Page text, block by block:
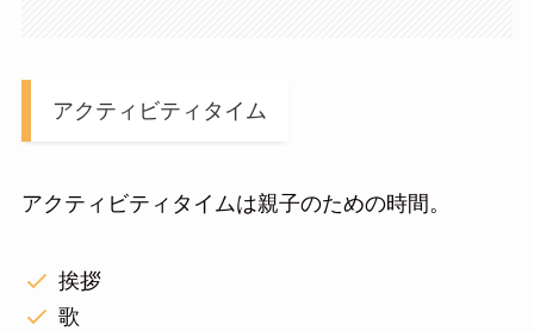
アクティビティタイム
アクティビティタイムは親子のための時間。
挨拶
歌